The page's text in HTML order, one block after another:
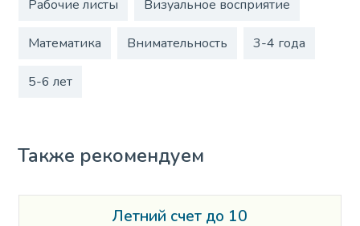
Рабочие листы Визуальное восприятие
Математика Внимательность 3-4 года
5-6 лет
Также рекомендуем
Летний счет до 10